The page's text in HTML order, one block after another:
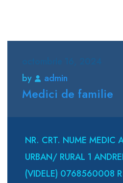
by
admin
Medici de familie
NR. CRT. NUME MEDIC
URBAN/ RURAL 1
(VIDELE) 0768560008